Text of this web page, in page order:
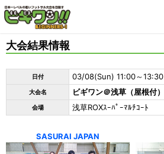
会場
大会結果
よくある質問
大会結果情報
日付 03/08(Sun) 11:00～13:30
大会名 ビギワン＠浅草（屋根付）
会場 浅草ROXｽｰﾊﾟｰﾏﾙﾁｺｰﾄ
SASURAI JAPAN